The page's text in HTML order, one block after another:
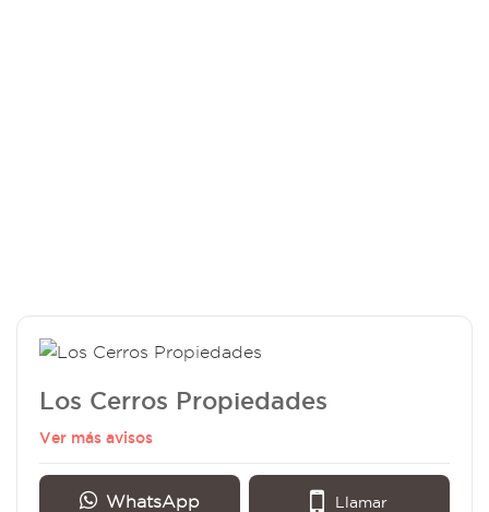
Los Cerros Propiedades
Ver más avisos
WhatsApp Llamar